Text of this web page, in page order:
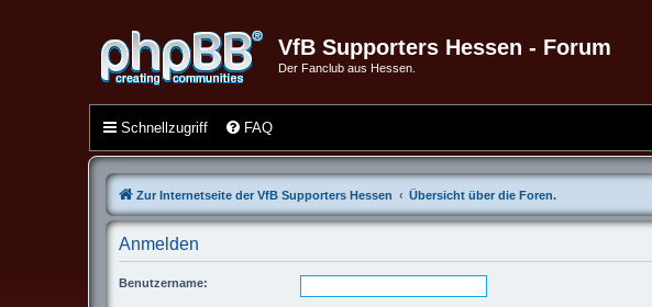
VfB Supporters Hessen - Forum
Der Fanclub aus Hessen.
Schnellzugriff FAQ
Zur Internetseite der VfB Supporters Hessen Übersicht über die Foren.
Anmelden
Benutzername: